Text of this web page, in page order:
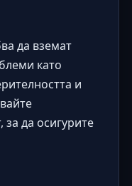
да вземат
като
и
за да осигурите